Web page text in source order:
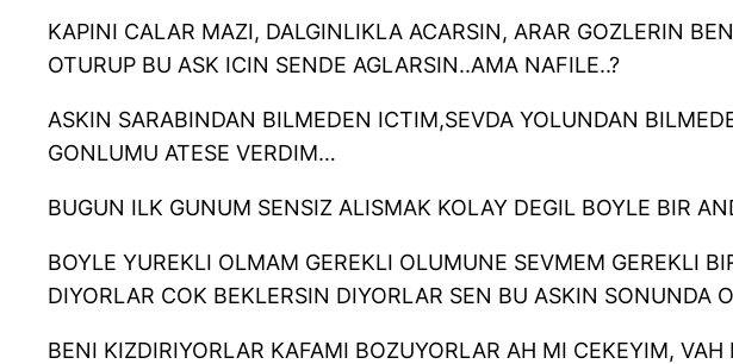
KAPINI CALAR MAZI, DALGINLIKLA ACARSIN, ARAR GOZLERIN
OTURUP BU ASK ICIN SENDE AGLARSIN..AMA NAFILE..?
ASKIN SARABINDAN BILMEDEN ICTIM,SEVDA YOLUNDAN
GONLUMU ATESE VERDIM…
BUGUN ILK GUNUM SENSIZ ALISMAK KOLAY DEGIL BOYLE BIR
BOYLE YUREKLI OLMAM GEREKLI OLUMUNE SEVMEM GEREKLI
DIYORLAR COK BEKLERSIN DIYORLAR SEN BU ASKIN SONUNDA
BENI KIZDIRIYORLAR KAFAMI BOZUYORLAR AH MI CEKEYIM,